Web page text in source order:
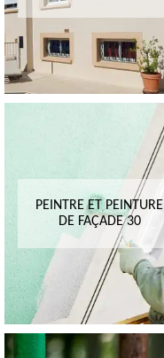
PEINTRE ET PEINTURE
DE FAÇADE 30